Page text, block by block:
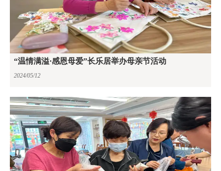
“温情满溢·感恩母爱”长乐居举办母亲节活动
2024/05/12